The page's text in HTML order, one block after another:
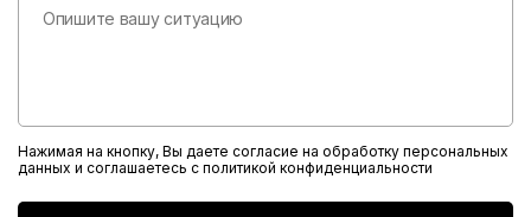
Нажимая на кнопку, Вы даете согласие на обработку персональных
данных и соглашаетесь с политикой конфиденциальности